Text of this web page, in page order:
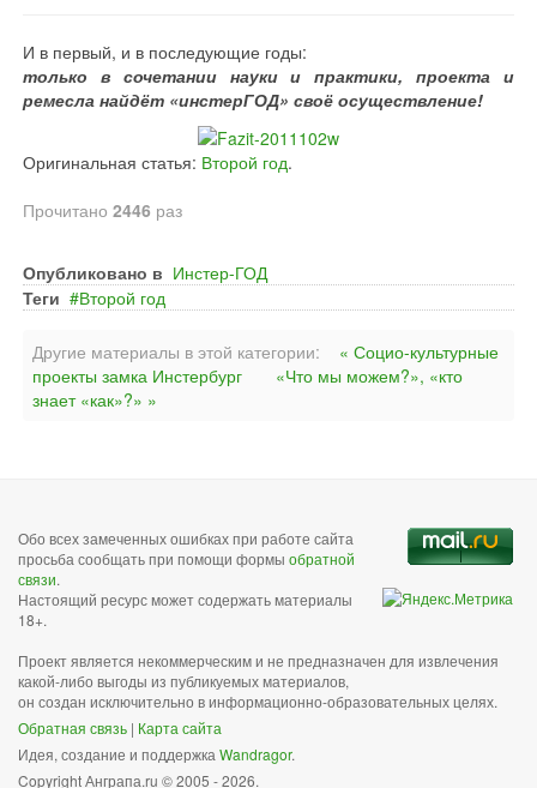
И в первый, и в последующие годы:
только в сочетании науки и практики, проекта и
ремесла найдёт «инстерГОД» своё осуществление!
Оригинальная статья: Второй год.
Прочитано 2446 раз
Опубликовано в Инстер-ГОД
Теги
Второй год
Другие материалы в этой категории:
« Социо-культурные
проекты замка Инстербург
«Что мы можем?», «кто
знает «как»?» »
Обо всех замеченных ошибках при работе сайта
просьба сообщать при помощи формы обратной
связи.
Настоящий ресурс может содержать материалы
18+.
Проект является некоммерческим и не предназначен для извлечения
какой-либо выгоды из публикуемых материалов,
он создан исключительно в информационно-образовательных целях.
Обратная связь | Карта сайта
Идея, создание и поддержка Wandragor.
Copyright Анграпа.ru © 2005 - 2026.